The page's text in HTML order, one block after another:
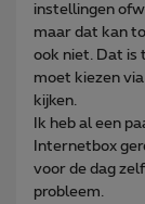
instellingen
maar dat kan
ook niet. Dat is
moet kiezen
kijken.
Ik heb al een
Internetbox
voor de dag
probleem.